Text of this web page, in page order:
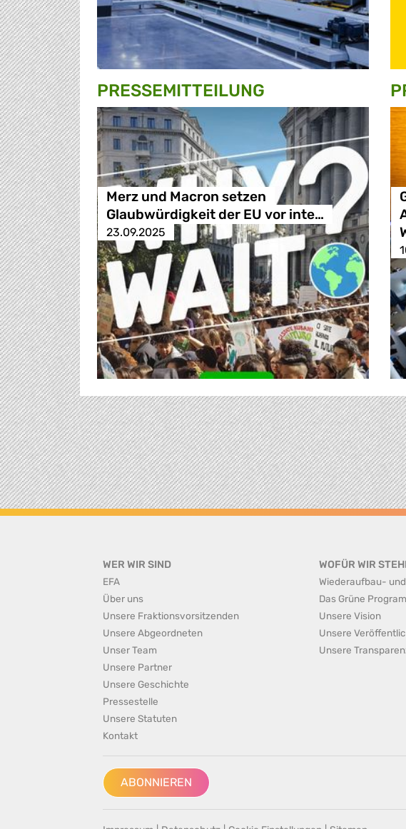
PRESSE­MITTEILUNG
Merz und Macron setzen
Glaubwürdigkeit der EU vor inte…
23.09.2025
WER WIR SIND
EFA
Über uns
Unsere Fraktionsvorsitzenden
Unsere Abgeordneten
Unser Team
Unsere Partner
Unsere Geschichte
Pressestelle
Unsere Statuten
Kontakt
WOFÜR WIR
Wiederaufbau-
Das Grüne
Unsere Vision
Unsere
Unsere
ABONNIEREN